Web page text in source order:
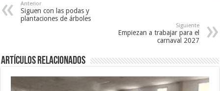
Anterior
Siguen con las podas y
plantaciones de árboles
Siguiente
Empiezan a trabajar para el
carnaval 2027
Artículos Relacionados